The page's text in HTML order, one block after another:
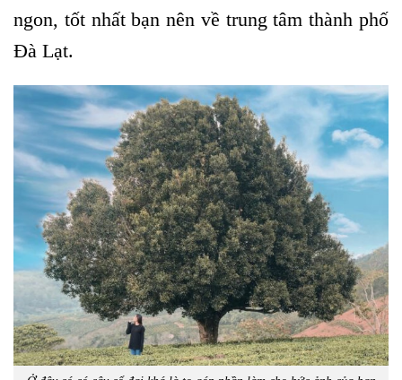
ngon, tốt nhất bạn nên về trung tâm thành phố
Đà Lạt.